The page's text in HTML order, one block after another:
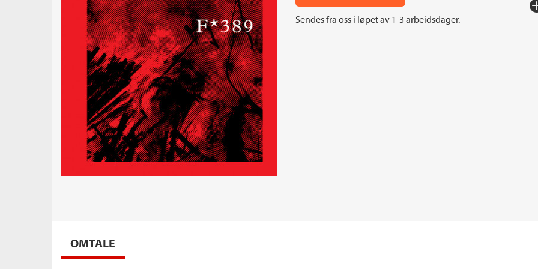
Sendes fra oss i løpet av 1-3 arbeidsdager.
OMTALE